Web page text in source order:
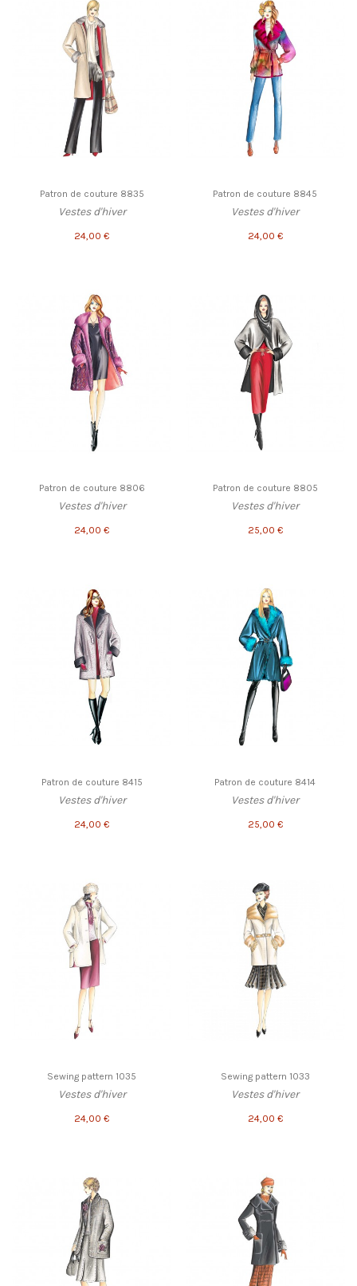
Patron de couture 8835
Vestes d'hiver
24,00 €
Patron de couture 8845
Vestes d'hiver
24,00 €
Patron de couture 8806
Vestes d'hiver
24,00 €
Patron de couture 8805
Vestes d'hiver
25,00 €
Patron de couture 8415
Vestes d'hiver
24,00 €
Patron de couture 8414
Vestes d'hiver
25,00 €
Sewing pattern 1035
Vestes d'hiver
24,00 €
Sewing pattern 1033
Vestes d'hiver
24,00 €